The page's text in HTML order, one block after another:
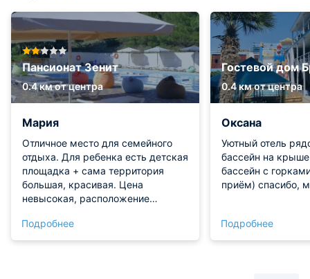
Пансионат Зенит
0.4 км от центра
Мария
Отличное место для семейного
отдыха. Для ребенка есть детская
площадка + сама территория
большая, красивая. Цена
невысокая, расположение
Судак. Номер просторный,
светлый, укомплектованный.
Подробнее
Гостевой дом
0.4 км от центра
Оксана
Уютный отель
бассейн на
бассейн с
приём) спасибо,
Подробнее